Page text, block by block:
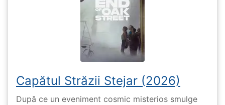
Capătul Străzii Stejar (2026)
După ce un eveniment cosmic misterios smulge